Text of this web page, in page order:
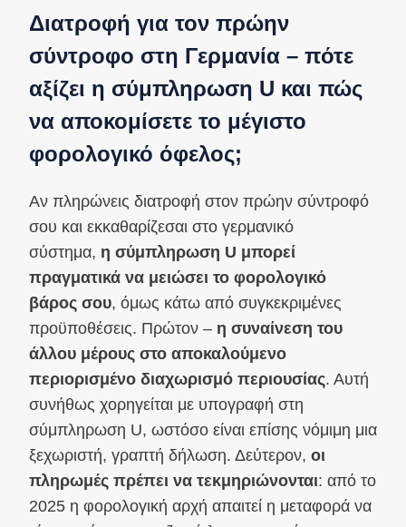
Διατροφή για τον πρώην
σύντροφο στη Γερμανία – πότε
αξίζει η σύμπληρωση U και πώς
να αποκομίσετε το μέγιστο
φορολογικό όφελος;
Αν πληρώνεις διατροφή στον πρώην σύντροφό
σου και εκκαθαρίζεσαι στο γερμανικό
σύστημα, η σύμπληρωση U μπορεί
πραγματικά να μειώσει το φορολογικό
βάρος σου, όμως κάτω από συγκεκριμένες
προϋποθέσεις. Πρώτον – η συναίνεση του
άλλου μέρους στο αποκαλούμενο
περιορισμένο διαχωρισμό περιουσίας. Αυτή
συνήθως χορηγείται με υπογραφή στη
σύμπληρωση U, ωστόσο είναι επίσης νόμιμη μια
ξεχωριστή, γραπτή δήλωση. Δεύτερον, οι
πληρωμές πρέπει να τεκμηριώνονται: από το
2025 η φορολογική αρχή απαιτεί η μεταφορά να